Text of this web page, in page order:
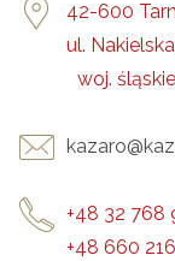
42-600
ul.
woj. śląskie
+48 32 768
+48 660